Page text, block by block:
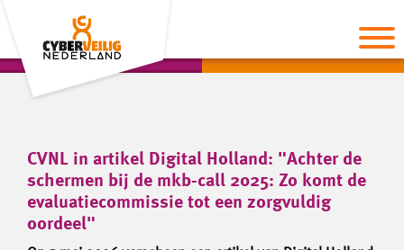
CVNL in artikel Digital Holland: "Achter de
schermen bij de mkb-call 2025: Zo komt de
evaluatiecommissie tot een zorgvuldig
oordeel"